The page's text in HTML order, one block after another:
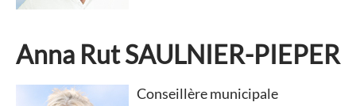
Anna Rut SAULNIER-PIEPER
Conseillère municipale